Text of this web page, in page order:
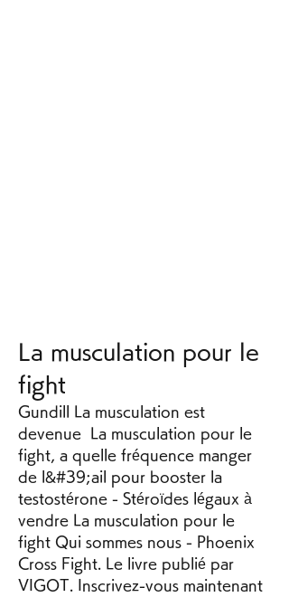
La musculation pour le
fight
Gundill La musculation est
devenue  La musculation pour le
fight, a quelle fréquence manger
de l&#39;ail pour booster la
testostérone - Stéroïdes légaux à
vendre La musculation pour le
fight Qui sommes nous - Phoenix
Cross Fight. Le livre publié par
VIGOT. Inscrivez-vous maintenant